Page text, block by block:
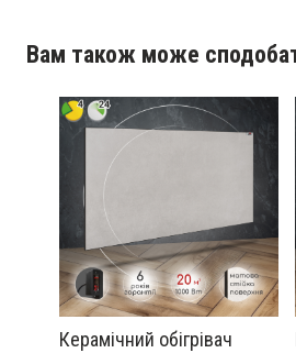
Вам також може
Керамічний обігрівач